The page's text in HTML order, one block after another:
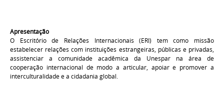
Apresentação
O Escritório de Relações Internacionais (ERI) tem como missão
estabelecer relações com instituições estrangeiras, públicas e privadas,
assistenciar a comunidade acadêmica da Unespar na área de
cooperação internacional de modo a articular, apoiar e promover a
interculturalidade e a cidadania global.